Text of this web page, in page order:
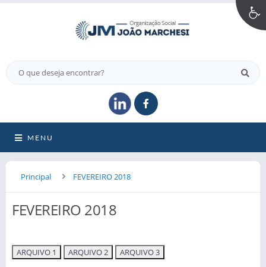
MENU
Principal FEVEREIRO 2018
FEVEREIRO 2018